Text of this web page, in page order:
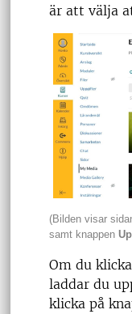
är att välja
(Bilden visar
samt knappen
Om du
laddar du
klicka på